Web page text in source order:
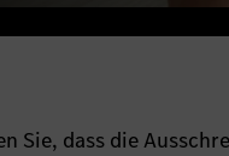
Sie, dass die